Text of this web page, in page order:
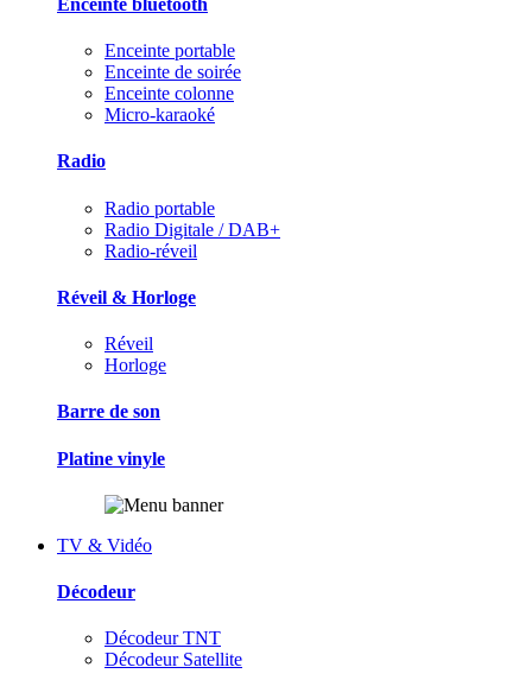
Enceinte portable
Enceinte de soirée
Enceinte colonne
Micro-karaoké
Radio
Radio portable
Radio Digitale / DAB+
Radio-réveil
Réveil & Horloge
Réveil
Horloge
Barre de son
Platine vinyle
TV & Vidéo
Décodeur
Décodeur TNT
Décodeur Satellite